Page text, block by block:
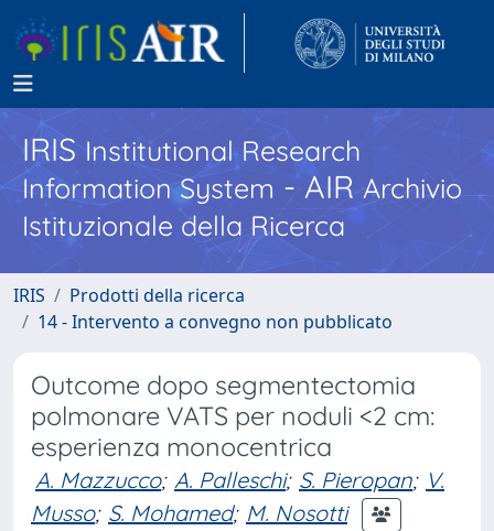
IRISInstitutional Research
Information System - AIR Archivio
Istituzionale della Ricerca
IRIS
Prodotti della ricerca
14 - Intervento a convegno non pubblicato
Outcome dopo segmentectomia
polmonare VATS per noduli <2 cm:
esperienza monocentrica
A. Mazzucco; A. Palleschi; S. Pieropan; V.
Musso; S. Mohamed; M. Nosotti